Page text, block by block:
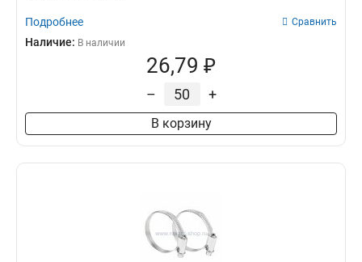
Подробнее Сравнить
Наличие: В наличии
26,79 ₽
– +
В корзину